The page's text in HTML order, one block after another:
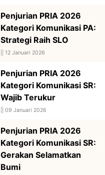
Penjurian PRIA 2026
Kategori Komunikasi PA:
Strategi Raih SLO
12 Januari 2026
Penjurian PRIA 2026
Kategori Komunikasi SR:
Wajib Terukur
09 Januari 2026
Penjurian PRIA 2026
Kategori Komunikasi SR:
Gerakan Selamatkan
Bumi